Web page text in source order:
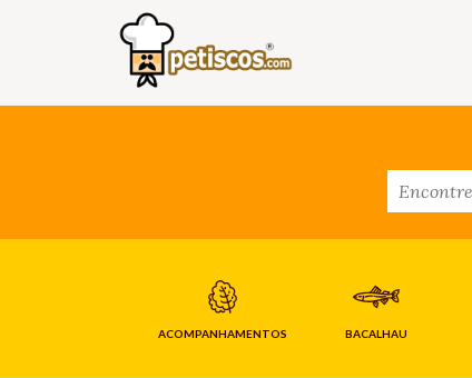
ACOMPANHAMENTOS BACALHAU